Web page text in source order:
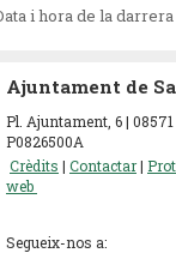
i hora de la
Ajuntament de
Pl. Ajuntament, 6 |
P0826500A
Crèdits | Contactar|
web
Segueix-nos a: